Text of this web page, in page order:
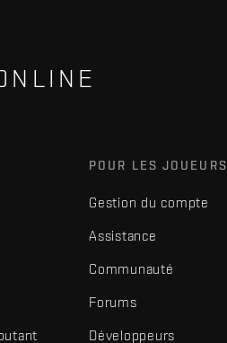
POUR LES JOUEURS
Gestion du compte
Assistance
Communauté
Forums
Développeurs